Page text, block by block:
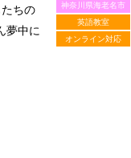
神奈川県海老名市
英語教室
オンライン対応
ちの
夢中に